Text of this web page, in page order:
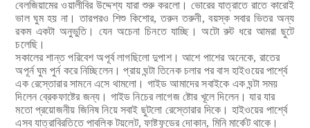
বেলজিয়ামের ওয়ালীবির উদ্দেশ্য যারা শুরু করলো। ভোরের যাত্রাতে রাতে কারোই
ভাল ঘুম হয় না। তারপরও শিশু কিশোর, তরুন তরুনী, বয়স্ক সবার ভিতর অন্য
রকম একটা অনুভুতি। যেন অচেনা চিনতে যাচ্ছি।
অটো রুট ধরে আমরা ছুটে
চলেছি।
সকালের শান্ত পরিবেশ অপূর্ব লাগছিলো দুপাশ। আশে পাশের অনেকে, রাতের
অপূর্ন ঘুম পুর্ন করেনিচ্ছিলেন। প্রায় ঘন্টা তিনেক চলার পর বাস হাইওয়ের পার্শ্বে
এক রেস্তোরার সামনে এসে থামলো। গাইড আমাদের সবাইকে এক ঘন্টা সময়
দিলেন ব্রেকফাষ্টের জন্য। গাইড নিচের লাগেজ ষ্টোর খূলে দিলেন। যার যার
মতো প্রয়োজনীয় জিনিষ নিয়ে সবাই ছুটলো রেস্তোরার দিকে। হাইওয়ের পার্শ্বে
এসব যাত্রাবিরতিতে পাবলিক টয়লেট, ফাষ্টফূডের দোকান, মিনি মার্কেট থাকে।